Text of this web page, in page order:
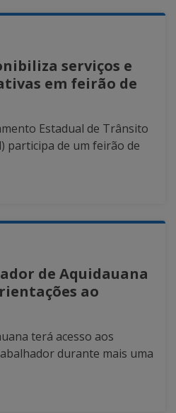
serviços e
em feirão de
Estadual de Trânsito
participa de um feirão de
de Aquidauana
ao
terá acesso aos
durante mais uma